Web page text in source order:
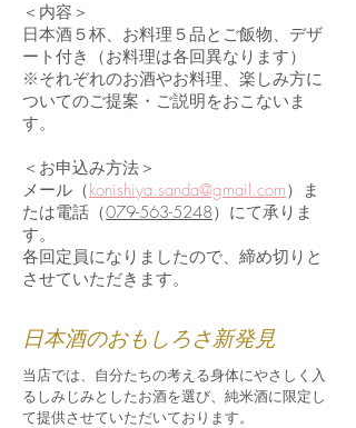
＜内容＞
日本酒５杯、お料理５品とご飯物、デザ
ート付き（お料理は各回異なります）
※それぞれのお酒やお料理、楽しみ方に
ついてのご提案・ご説明をおこないま
す。
＜ お申込み方法＞
メール（konishiya.sanda@gmail.com）ま
たは電話（079-563-5248）にて承りま
す。
各回定員になりましたので、締め切りと
させていただきます。
日本酒のおもしろさ新発見
当店では、自分たちの考える身体にやさしく入
るしみじみとしたお酒を選び、純米酒に限定し
て提供させていただいております。